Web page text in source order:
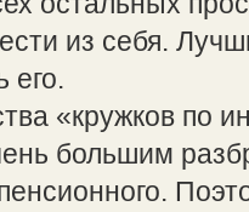
из себя.
его.
«кружков по
большим